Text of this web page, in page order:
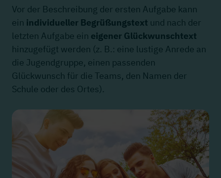
Vor der Beschreibung der ersten Aufgabe kann
ein individueller Begrüßungstext und nach der
letzten Aufgabe ein eigener Glückwunschtext
hinzugefügt werden (z. B.: eine lustige Anrede an
die Jugendgruppe, einen passenden
Glückwunsch für die Teams, den Namen der
Schule oder des Ortes).